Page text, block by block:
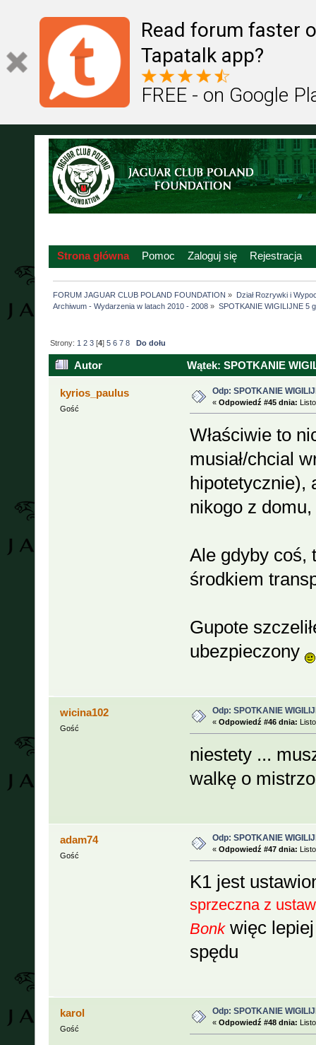
Read forum faster
Tapatalk app?
FREE - on Google
Strona główna Pomoc Zaloguj się Rejestracja
FORUM JAGUAR CLUB POLAND FOUNDATION »
Dział Rozrywki i
Archiwum - Wydarzenia w latach 2010 - 2008 » SPOTKANIE WIGILIJNE 5
Strony: 1 2 3 [4]5 6 7 8 Do dołu
Autor Wątek: SPOTKANIE
kyrios_paulus
Gość
Odp: SPOTKANIE
« Odpowiedź #45 dnia:
Właściwie to
musiał/chcial
hipotetycznie),
nikogo z
Ale gdyby coś,
środkiem
Gupote
ubezpieczony
wicina102
Gość
Odp: SPOTKANIE
« Odpowiedź #46 dnia:
niestety ...
walkę o
adam74
Gość
Odp: SPOTKANIE
« Odpowiedź #47 dnia:
K1 jest
sprzeczna z
Bonkwięc lepiej
spędu
karol
Gość
Odp: SPOTKANIE
« Odpowiedź #48 dnia: